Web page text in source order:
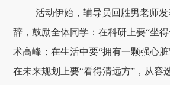
活动伊始，辅导员回胜男老师
辞，鼓励全体同学：在科研上要“坐
术高峰；在生活中要“拥有一颗强心脏
在未来规划上要“看得清远方”，从容